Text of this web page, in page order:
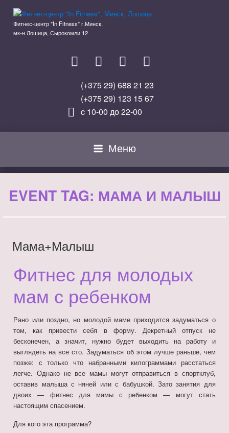
содержимому
Фитнес-центр "In Fitness" г.Минск,
мк-н Лошица, Сырокомли 12
(+375 29) 688 21 23
(+375 29) 123 15 67
c 10-00 до 22-00
Меню
EVENT TAG: МАМА И МАЛЫШ
Мама+Малыш
Фитнес для молодых
мам с ребенком
Рано или поздно, но молодой маме приходится задуматься о
том, как привести себя в форму. Декретный отпуск не
бесконечен, а значит, нужно будет выходить на работу и
выглядеть на все сто. Задуматься об этом лучше раньше, чем
позже: с только что набранными килограммами расстаться
легче. Однако не все мамы могут отправиться в спортклуб,
оставив малыша с няней или с бабушкой. Зато занятия для
двоих — фитнес для мамы с ребенком — могут стать
настоящим спасением.
Для кого эта программа?